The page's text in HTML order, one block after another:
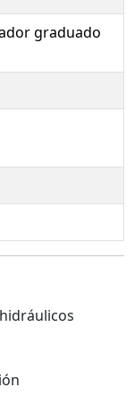
graduado